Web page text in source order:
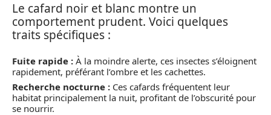
Le cafard noir et blanc montre un
comportement prudent. Voici quelques
traits spécifiques :
Fuite rapide : À la moindre alerte, ces insectes s’éloignent
rapidement, préférant l’ombre et les cachettes.
Recherche nocturne : Ces cafards fréquentent leur
habitat principalement la nuit, profitant de l’obscurité pour
se nourrir.